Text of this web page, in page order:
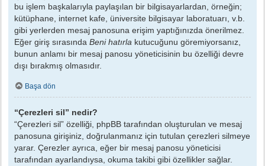
bu işlem başkalarıyla paylaşılan bir bilgisayarlardan, örneğin;
kütüphane, internet kafe, üniversite bilgisayar laboratuarı, v.b.
gibi yerlerden mesaj panosuna erişim yaptığınızda önerilmez.
Eğer giriş sırasında Beni hatırla kutucuğunu göremiyorsanız,
bunun anlamı bir mesaj panosu yöneticisinin bu özelliği devre
dışı bırakmış olmasıdır.
Başa dön
“Çerezleri sil” nedir?
“Çerezleri sil” özelliği, phpBB tarafından oluşturulan ve mesaj
panosuna girişiniz, doğrulanmanız için tutulan çerezleri silmeye
yarar. Çerezler ayrıca, eğer bir mesaj panosu yöneticisi
tarafından ayarlandıysa, okuma takibi gibi özellikler sağlar.